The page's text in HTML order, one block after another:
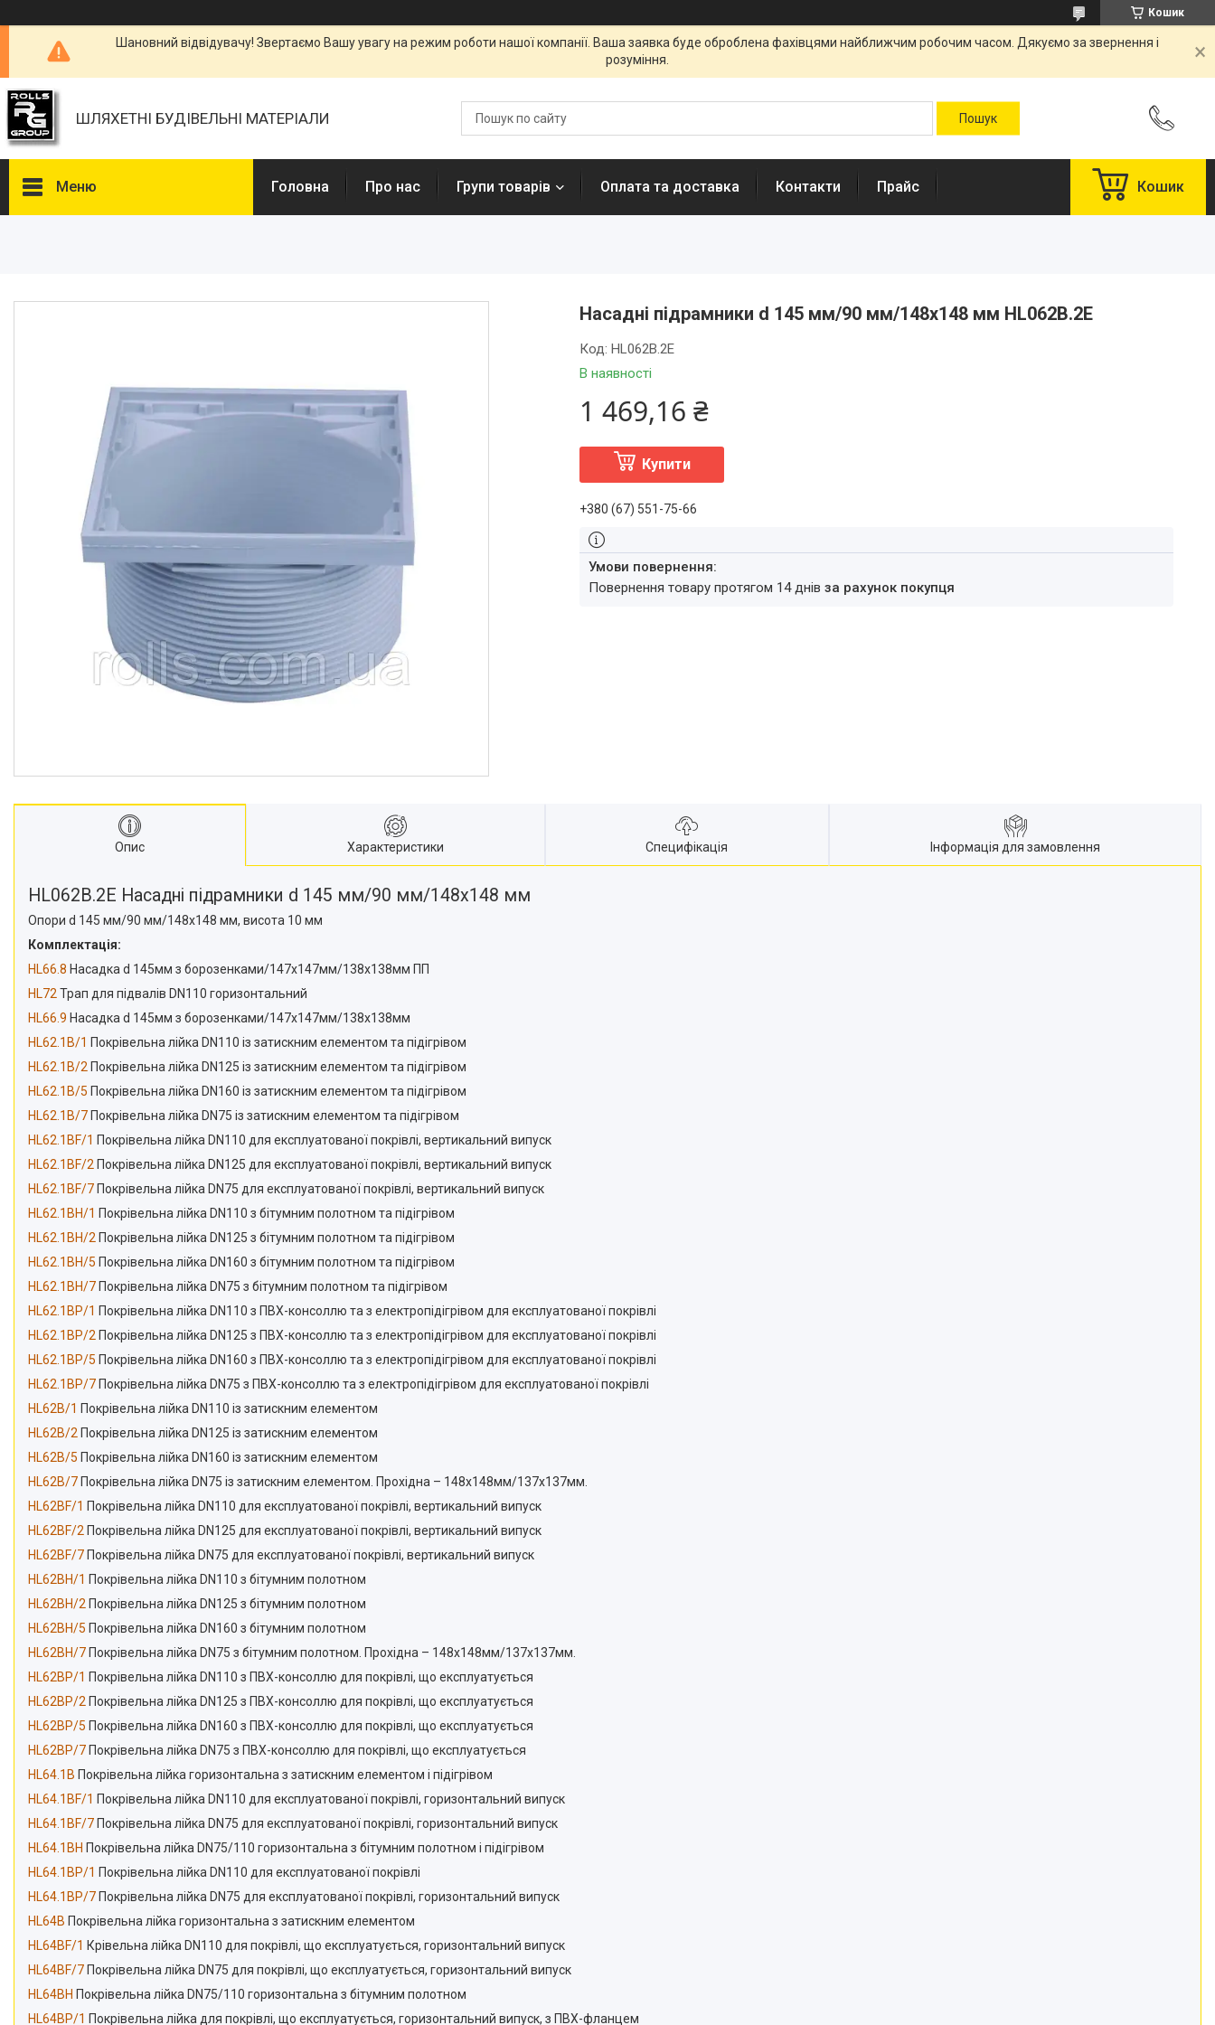
Кошик
Шановний відвідувачу! Звертаємо Вашу увагу на режим роботи нашої компанії. Ваша заявка буде оброблена фахівцями найближчим робочим часом. Дякуємо за звернення і
розуміння.
ШЛЯХЕТНІ БУДІВЕЛЬНІ МАТЕРІАЛИ
Меню Головна Про нас Групи товарів Оплата та доставка Контакти Прайс Кошик
Насадні підрамники d 145 мм/90 мм/148х148 мм HL062B.2E
В наявності
Код:HL062B.2E
1 469,16 ₴
Купити
+380 (67) 551-75-66
повернення товару протягом 14 днівза рахунок покупця
Опис Характеристики Специфікація Інформація для замовлення
HL062B.2E Насадні підрамники d 145 мм/90 мм/148х148 мм
Опори d 145 мм/90 мм/148х148 мм, висота 10 мм
Комплектація:
HL66.8 Насадка d 145мм з борозенками/147х147мм/138х138мм ПП
HL72Трап для підвалів DN110 горизонтальний
HL66.9 Насадка d 145мм з борозенками/147х147мм/138х138мм
HL62.1B/1 Покрівельна лійка DN110 із затискним елементом та підігрівом
HL62.1B/2 Покрівельна лійка DN125 із затискним елементом та підігрівом
HL62.1B/5 Покрівельна лійка DN160 із затискним елементом та підігрівом
HL62.1B/7 Покрівельна лійка DN75 із затискним елементом та підігрівом
HL62.1BF/1 Покрівельна лійка DN110 для експлуатованої покрівлі, вертикальний випуск
HL62.1BF/2 Покрівельна лійка DN125 для експлуатованої покрівлі, вертикальний випуск
HL62.1BF/7 Покрівельна лійка DN75 для експлуатованої покрівлі, вертикальний випуск
HL62.1BH/1 Покрівельна лійка DN110 з бітумним полотном та підігрівом
HL62.1BH/2 Покрівельна лійка DN125 з бітумним полотном та підігрівом
HL62.1BH/5 Покрівельна лійка DN160 з бітумним полотном та підігрівом
HL62.1BH/7 Покрівельна лійка DN75 з бітумним полотном та підігрівом
HL62.1BP/1 Покрівельна лійка DN110 з ПВХ-консоллю та з електропідігрівом для експлуатованої покрівлі
HL62.1BP/2 Покрівельна лійка DN125 з ПВХ-консоллю та з електропідігрівом для експлуатованої покрівлі
HL62.1BP/5 Покрівельна лійка DN160 з ПВХ-консоллю та з електропідігрівом для експлуатованої покрівлі
HL62.1BP/7 Покрівельна лійка DN75 з ПВХ-консоллю та з електропідігрівом для експлуатованої покрівлі
HL62B/1 Покрівельна лійка DN110 із затискним елементом
HL62B/2 Покрівельна лійка DN125 із затискним елементом
HL62B/5 Покрівельна лійка DN160 із затискним елементом
HL62B/7 Покрівельна лійка DN75 із затискним елементом. Прохідна – 148х148мм/137х137мм.
HL62BF/1 Покрівельна лійка DN110 для експлуатованої покрівлі, вертикальний випуск
HL62BF/2 Покрівельна лійка DN125 для експлуатованої покрівлі, вертикальний випуск
HL62BF/7 Покрівельна лійка DN75 для експлуатованої покрівлі, вертикальний випуск
HL62BH/1 Покрівельна лійка DN110 з бітумним полотном
HL62BH/2 Покрівельна лійка DN125 з бітумним полотном
HL62BH/5 Покрівельна лійка DN160 з бітумним полотном
HL62BH/7 Покрівельна лійка DN75 з бітумним полотном. Прохідна – 148х148мм/137х137мм.
HL62BP/1 Покрівельна лійка DN110 з ПВХ-консоллю для покрівлі, що експлуатується
HL62BP/2 Покрівельна лійка DN125 з ПВХ-консоллю для покрівлі, що експлуатується
HL62BP/5 Покрівельна лійка DN160 з ПВХ-консоллю для покрівлі, що експлуатується
HL62BP/7 Покрівельна лійка DN75 з ПВХ-консоллю для покрівлі, що експлуатується
HL64.1B Покрівельна лійка горизонтальна з затискним елементом і підігрівом
HL64.1BF/1 Покрівельна лійка DN110 для експлуатованої покрівлі, горизонтальний випуск
HL64.1BF/7 Покрівельна лійка DN75 для експлуатованої покрівлі, горизонтальний випуск
HL64.1BH Покрівельна лійка DN75/110 горизонтальна з бітумним полотном і підігрівом
HL64.1BP/1 Покрівельна лійка DN110 для експлуатованої покрівлі
HL64.1BP/7 Покрівельна лійка DN75 для експлуатованої покрівлі, горизонтальний випуск
HL64B Покрівельна лійка горизонтальна з затискним елементом
HL64BF/1 Крівельна лійка DN110 для покрівлі, що експлуатується, горизонтальний випуск
HL64BF/7 Покрівельна лійка DN75 для покрівлі, що експлуатується, горизонтальний випуск
HL64BH Покрівельна лійка DN75/110 горизонтальна з бітумним полотном
HL64BP/1 Покрівельна лійка для покрівлі, що експлуатується, горизонтальний випуск, з ПВХ-фланцем